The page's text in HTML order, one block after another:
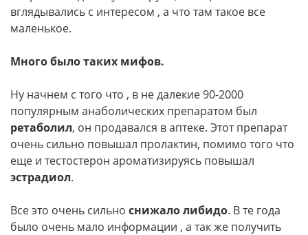
вглядывались с интересом , а что там такое все
маленькое.
Много было таких мифов.
Ну начнем с того что , в не далекие 90-2000
популярным анаболических препаратом был
ретаболил, он продавался в аптеке. Этот препарат
очень сильно повышал пролактин, помимо того что
еще и тестостерон ароматизируясь повышал
эстрадиол.
Все это очень сильно снижало либидо. В те года
было очень мало информации , а так же получить